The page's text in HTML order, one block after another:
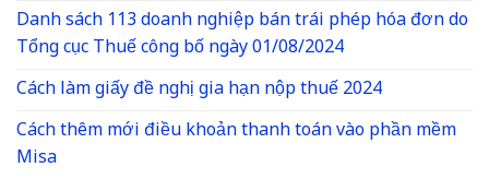
Danh sách 113 doanh nghiệp bán trái phép hóa đơn do
Tổng cục Thuế công bố ngày 01/08/2024
Cách làm giấy đề nghị gia hạn nộp thuế 2024
Cách thêm mới điều khoản thanh toán vào phần mềm
Misa